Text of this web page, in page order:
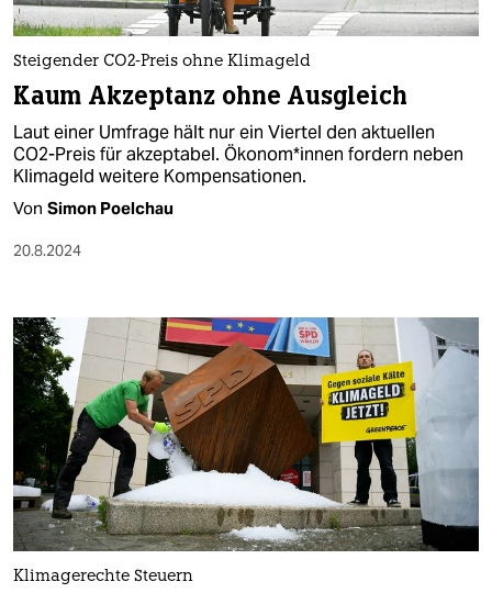
Steigender CO2-Preis ohne Klimageld
Kaum Akzeptanz ohne Ausgleich
Laut einer Umfrage hält nur ein Viertel den aktuellen
CO2-Preis für akzeptabel. Öko­no­m*in­nen fordern neben
Klimageld weitere Kompensationen.
Von Simon Poelchau
20.8.2024
Klimagerechte Steuern